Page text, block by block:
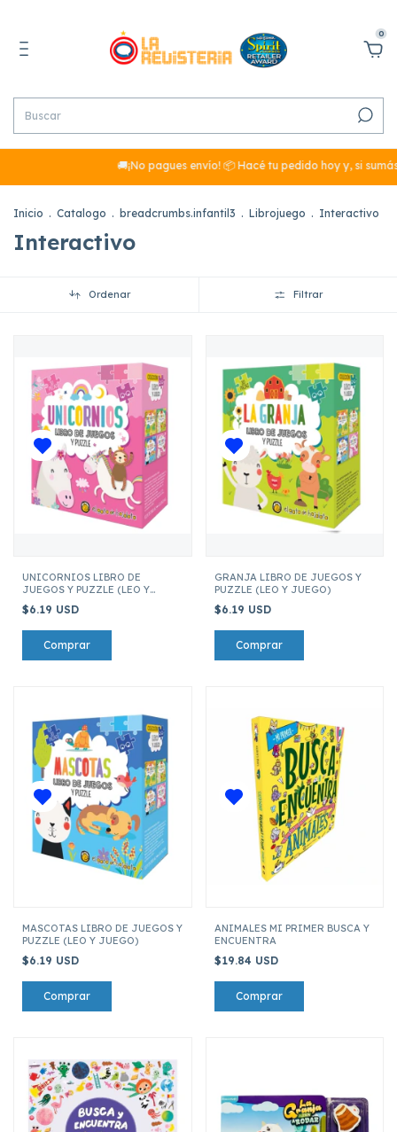
0
🚚¡No pagues envío! 📦 Hacé tu pedido hoy y, si sumás más
Inicio . Catalogo . breadcrumbs.infantil3 . Librojuego . Interactivo
Interactivo
Ordenar Filtrar
UNICORNIOS LIBRO DE
JUEGOS Y PUZZLE (LEO Y
$6.19 USD
GRANJA LIBRO DE JUEGOS Y
PUZZLE (LEO Y JUEGO)
$6.19 USD
MASCOTAS LIBRO DE JUEGOS Y
PUZZLE (LEO Y JUEGO)
$6.19 USD
ANIMALES MI PRIMER BUSCA Y
ENCUENTRA
$19.84 USD